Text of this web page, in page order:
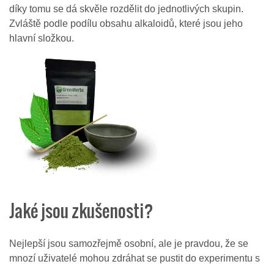
díky tomu se dá skvěle rozdělit do jednotlivých skupin.
Zvláště podle podílu obsahu alkaloidů, které jsou jeho
hlavní složkou.
Jaké jsou zkušenosti?
Nejlepší jsou samozřejmě osobní, ale je pravdou, že se
mnozí uživatelé mohou zdráhat se pustit do experimentu s